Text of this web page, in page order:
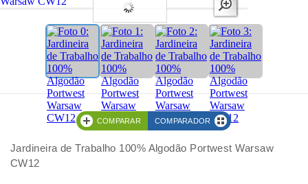
COMPARAR COMPARADOR
Jardineira de Trabalho 100% Algodão Portwest Warsaw
CW12